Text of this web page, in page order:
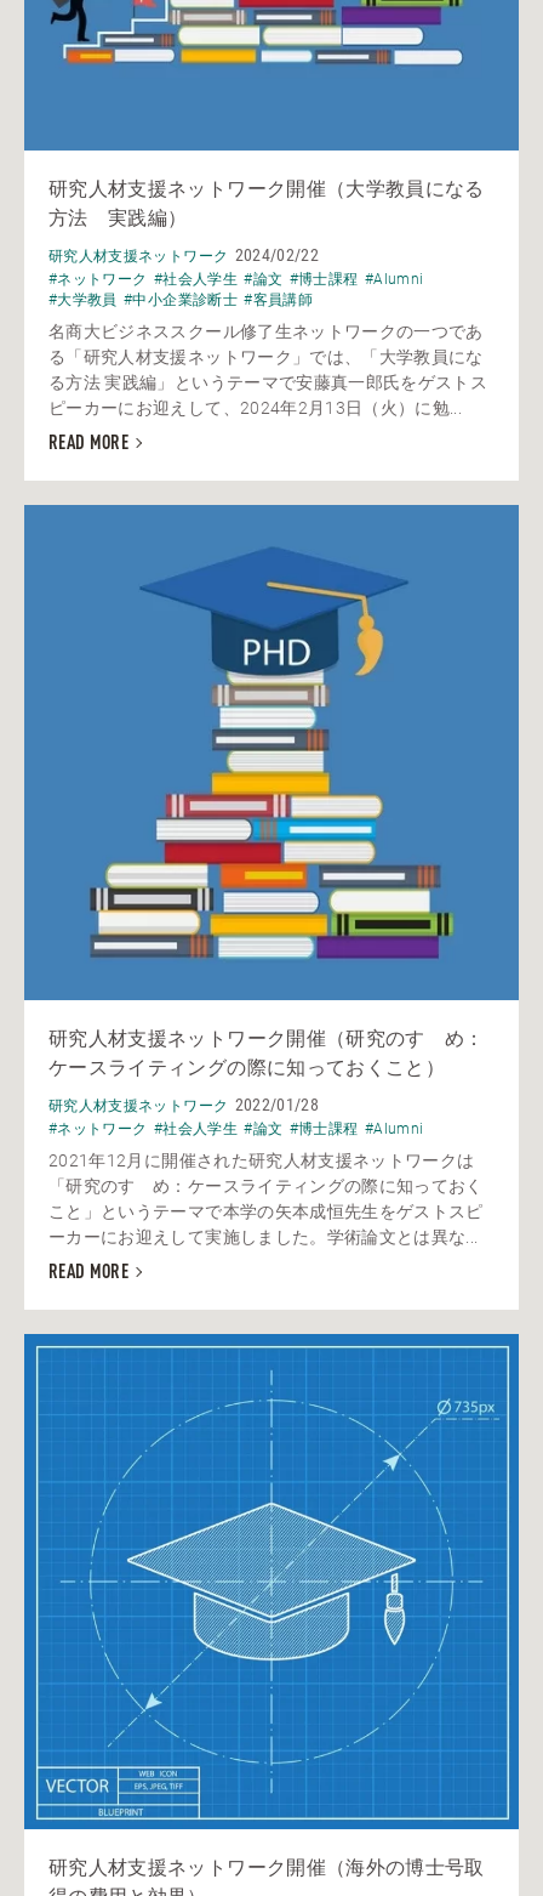
研究人材支援ネットワーク開催（大学教員になる
方法 実践編）
研究人材支援ネットワーク 2024/02/22
#ネットワーク #社会人学生 #論文 #博士課程 #Alumni
#大学教員 #中小企業診断士 #客員講師
名商大ビジネススクール修了生ネットワークの一つであ
る「研究人材支援ネットワーク」では、「大学教員にな
る方法 実践編」というテーマで安藤真一郎氏をゲストス
ピーカーにお迎えして、2024年2月13日（火）に勉...
READ MORE
研究人材支援ネットワーク開催（研究のすゝめ：
ケースライティングの際に知っておくこと）
研究人材支援ネットワーク 2022/01/28
#ネットワーク #社会人学生 #論文 #博士課程 #Alumni
2021年12月に開催された研究人材支援ネットワークは
「研究のすゝめ：ケースライティングの際に知っておく
こと」というテーマで本学の矢本成恒先生をゲストスピ
ーカーにお迎えして実施しました。学術論文とは異な...
READ MORE
研究人材支援ネットワーク開催（海外の博士号取